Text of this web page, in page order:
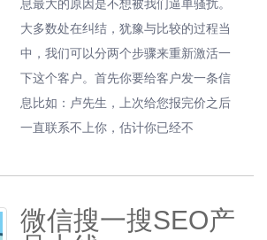
息最大的原因是不想被我们逼单骚扰。
大多数处在纠结，犹豫与比较的过程当
中，我们可以分两个步骤来重新激活一
下这个客户。首先你要给客户发一条信
息比如：卢先生，上次给您报完价之后
一直联系不上你，估计你已经不
微信搜一搜SEO产